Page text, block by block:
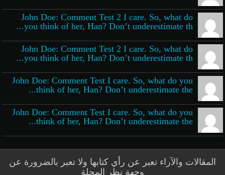
John Doe: Comment Test 2 I care. So, what do
you think of her, Han? Don’t underestimate th...
John Doe: Comment Test 2 I care. So, what do
you think of her, Han? Don’t underestimate th...
John Doe: Comment Test I care. So, what do you
think of her, Han? Don’t underestimate the...
John Doe: Comment Test I care. So, what do you
think of her, Han? Don’t underestimate the...
المقالات والآراء تعبر عن رأي كتابها ولا تعبر بالضرورة عن
وجهة نظر المجلة